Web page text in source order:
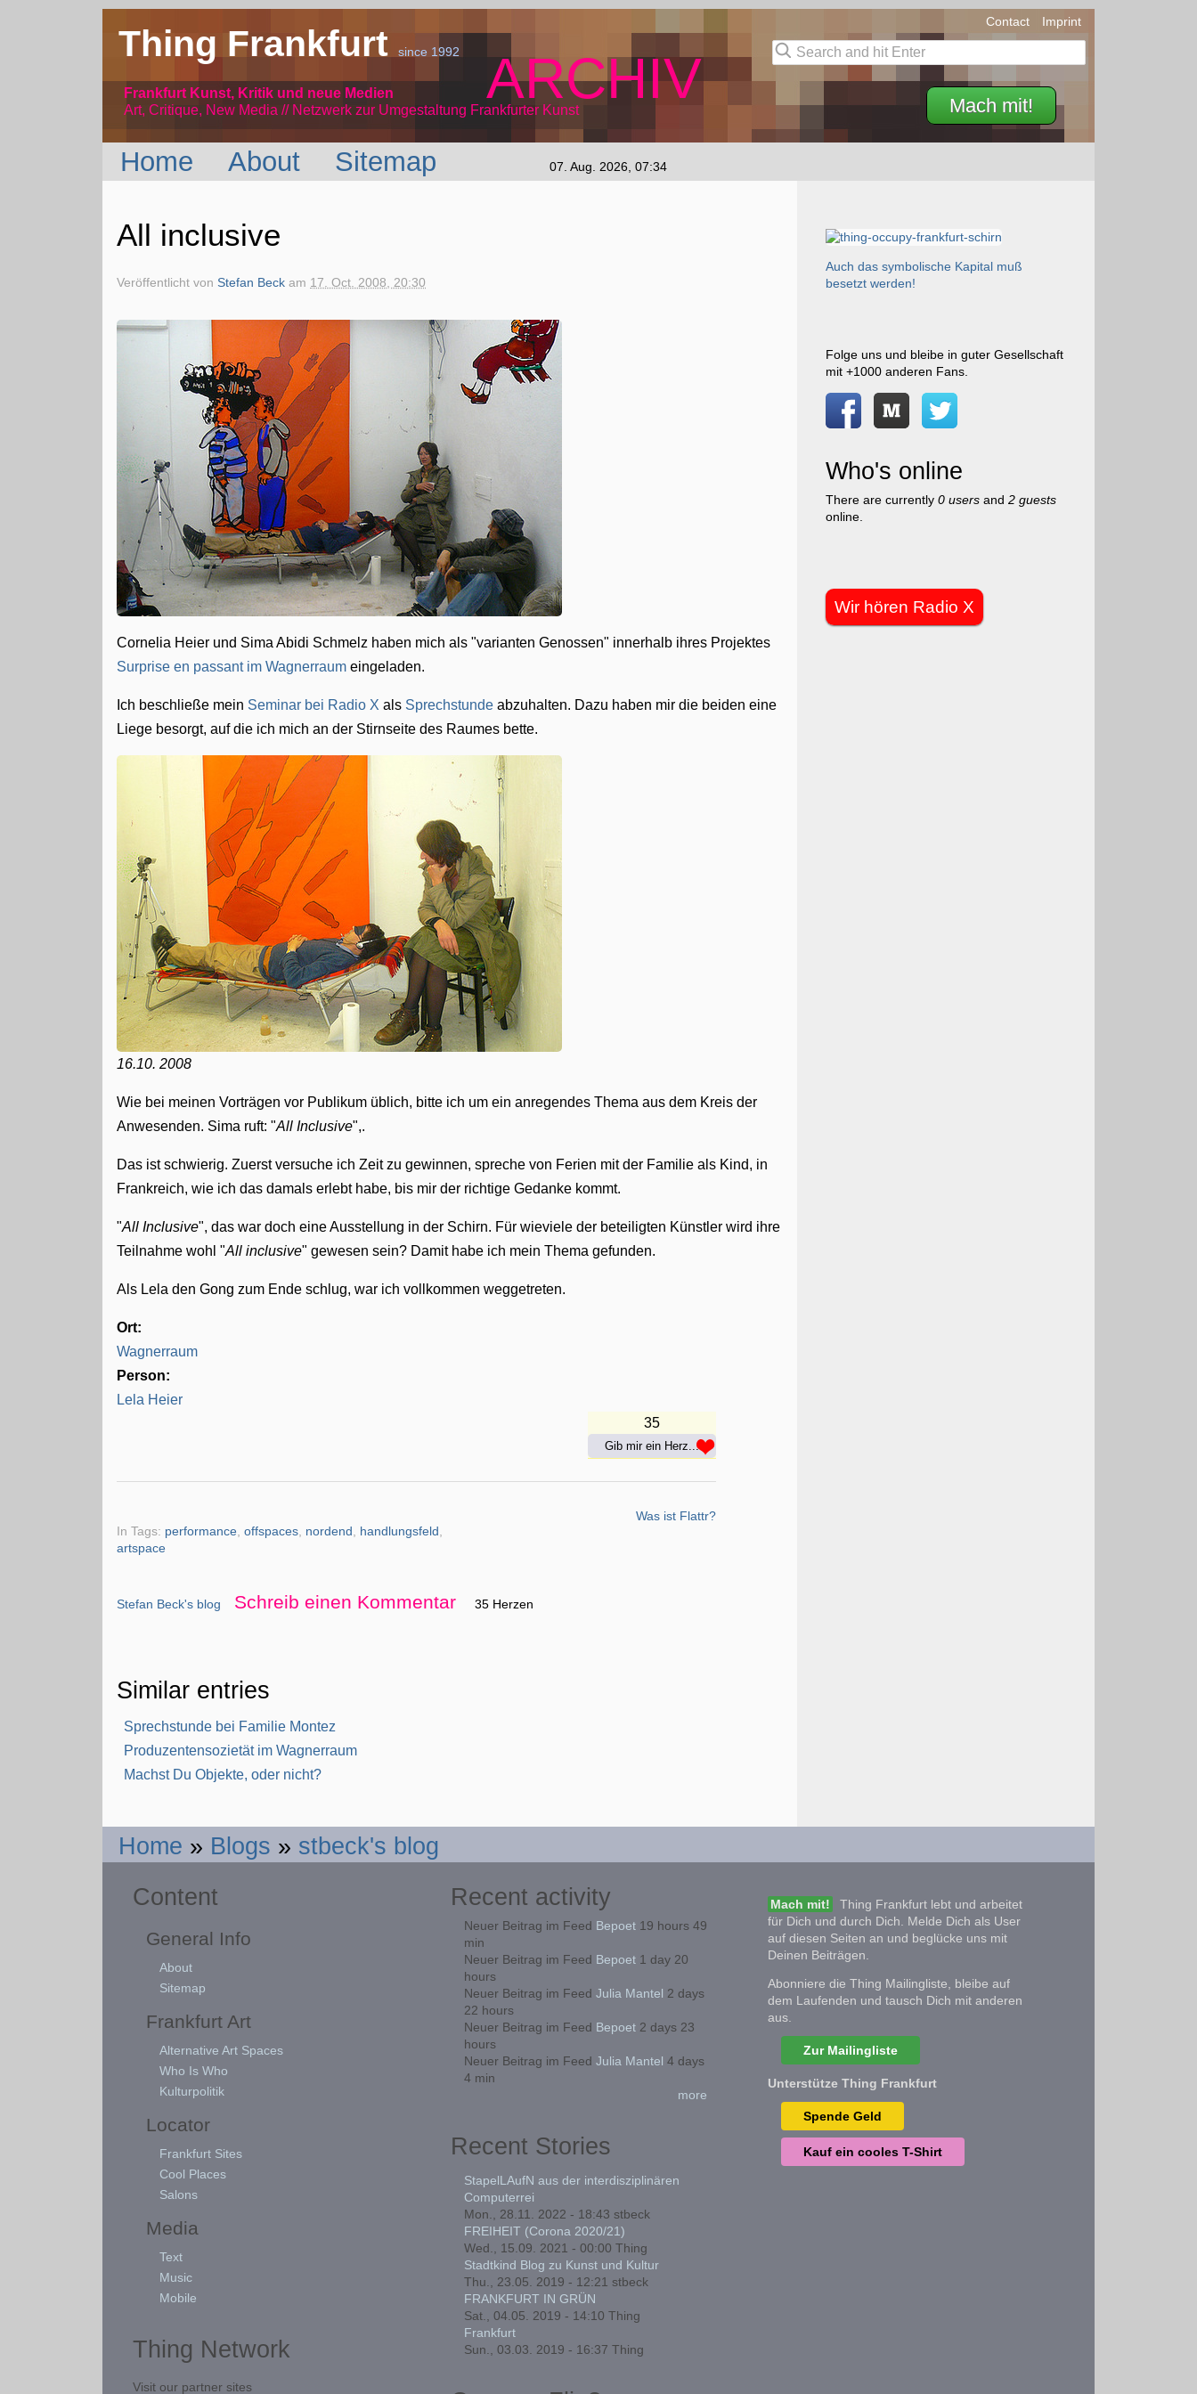
Thing Frankfurtsince 1992
Frankfurt Kunst, Kritik und neue Medien
Art, Critique, New Media // Netzwerk
ARCHIV
zur Umgestaltung Frankfurter Kunst Mach mit!
Contact Imprint
Home About Sitemap 07. Aug. 2026, 07:34
All inclusive
Veröffentlicht vonStefan Beck am 17. Oct. 2008, 20:30
Cornelia Heier und Sima Abidi Schmelz haben mich als "varianten Genossen" innerhalb ihres Projektes
Surprise en passant im Wagnerraum eingeladen.
Ich beschließe mein Seminar bei Radio X als Sprechstunde abzuhalten. Dazu haben mir die beiden eine
Liege besorgt, auf die ich mich an der Stirnseite des Raumes bette.
16.10. 2008
Wie bei meinen Vorträgen vor Publikum üblich, bitte ich um ein anregendes Thema aus dem Kreis der
Anwesenden. Sima ruft: "All Inclusive",.
Das ist schwierig. Zuerst versuche ich Zeit zu gewinnen, spreche von Ferien mit der Familie als Kind, in
Frankreich, wie ich das damals erlebt habe, bis mir der richtige Gedanke kommt.
"All Inclusive", das war doch eine Ausstellung in der Schirn. Für wieviele der beteiligten Künstler wird ihre
Teilnahme wohl "All inclusive" gewesen sein? Damit habe ich mein Thema gefunden.
Als Lela den Gong zum Ende schlug, war ich vollkommen weggetreten.
Ort:
Wagnerraum
Person:
Lela Heier
35
Gib mir ein Herz...
In Tags: performance ,offspaces nordend handlungsfeld
artspace
Was ist Flattr?
Stefan Beck's blog Schreib einen Kommentar 35 Herzen
Similar entries
Sprechstunde bei Familie Montez
Produzentensozietät im Wagnerraum
Machst Du Objekte, oder nicht?
Auch das symbolische Kapital muß
besetzt werden!
Folge uns und bleibe in guter Gesellschaft
mit +1000 anderen Fans.
Who's online
There are currently 0 usersand 2 guests
online.
Wir hören Radio X
Home » Blogs » stbeck's blog
Content
General Info
About
Sitemap
Frankfurt Art
Alternative Art Spaces
Who Is Who
Kulturpolitik
Locator
Frankfurt Sites
Cool Places
Salons
Media
Text
Music
Mobile
Thing Network
Visit our partner sites
Recent activity
Neuer Beitrag im Feed Bepoet19 hours 49
min
Neuer Beitrag im Feed Bepoet1 day 20
hours
Neuer Beitrag im Feed Julia Mantel 2 days
22 hours
Neuer Beitrag im Feed Bepoet2 days 23
hours
Neuer Beitrag im Feed Julia Mantel 4 days
4 min
more
Recent Stories
StapelLAufN aus der interdisziplinären
Computerrei
Mon., 28.11. 2022 - 18:43 stbeck
FREIHEIT (Corona 2020/21)
Wed., 15.09. 2021 - 00:00 Thing
Stadtkind Blog zu Kunst und Kultur
Thu., 23.05. 2019 - 12:21 stbeck
FRANKFURT IN GRÜN
Sat., 04.05. 2019 - 14:10 Thing
Frankfurt
Sun., 03.03. 2019 - 16:37 Thing
Mach mit!
Thing Frankfurt lebt und arbeitet
für Dich und durch Dich. Melde Dich als User
auf diesen Seiten an und beglücke uns mit
Deinen Beiträgen.
Abonniere die Thing Mailingliste, bleibe auf
dem Laufenden und tausch Dich mit anderen
aus.
Zur Mailingliste
Unterstütze Thing Frankfurt
Spende Geld
Kauf ein cooles T-Shirt